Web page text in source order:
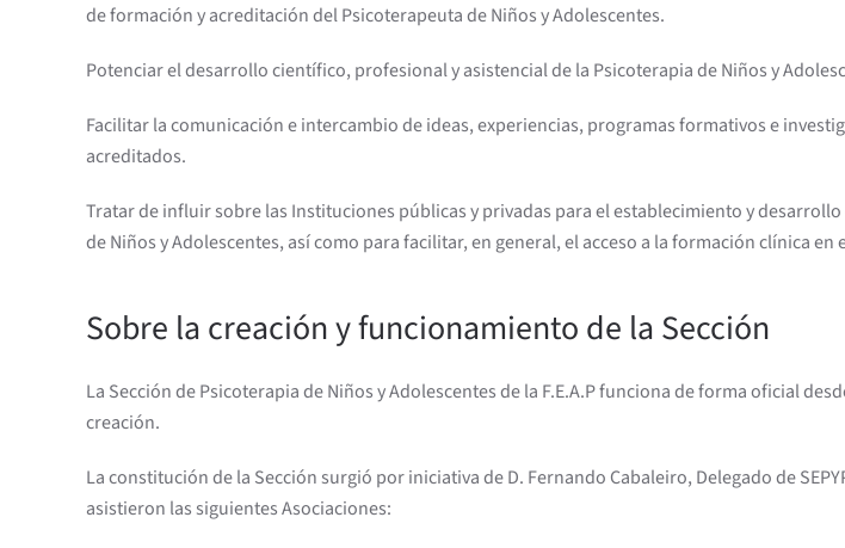
de formación y acreditación del Psicoterapeuta de Niños y Adolescentes.
Potenciar el desarrollo científico, profesional y asistencial de la Psicoterapia de Niños y
Facilitar la comunicación e intercambio de ideas, experiencias, programas formativos e
acreditados.
Tratar de influir sobre las Instituciones públicas y privadas para el establecimiento y
de Niños y Adolescentes, así como para facilitar, en general, el acceso a la formación clínica
Sobre la creación y funcionamiento de la Sección
La Sección de Psicoterapia de Niños y Adolescentes de la F.E.A.P funciona de forma oficial
creación.
La constitución de la Sección surgió por iniciativa de D. Fernando Cabaleiro, Delegado de
asistieron las siguientes Asociaciones: